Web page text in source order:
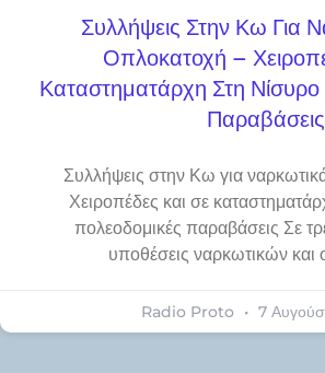
Συλλήψεις Στην Κω Για
Οπλοκατοχή –
Καταστηματάρχη Στη Νίσυρο
Παραβάσεις
Συλλήψεις στην Κω για
Χειροπέδες και σε
πολεοδομικές παραβάσεις Σε
υποθέσεις ναρκωτικών και
Radio Proto 7